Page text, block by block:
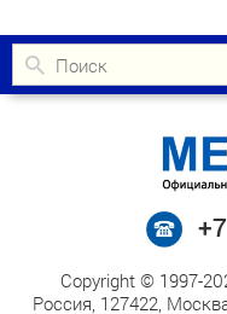
Copyright © 1997-
Россия, 127422,